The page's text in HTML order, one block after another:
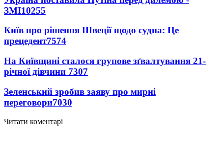
ЗМІ10255
Київ про рішення Швеції щодо судна: Це
прецедент7574
На Київщині сталося групове зґвалтування 21-
річної дівчини 7307
Зеленський зробив заяву про мирні
переговори7030
Читати коментарі